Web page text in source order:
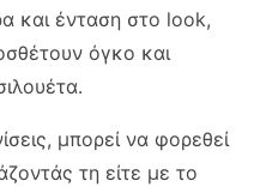
και ένταση στο look,
όγκο και
μπορεί να φορεθεί
τη είτε με το